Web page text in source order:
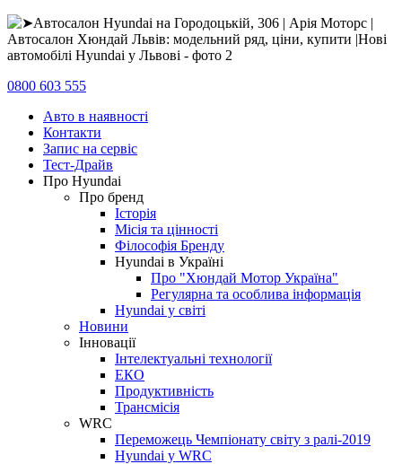
0800 603 555
Авто в наявності
Контакти
Запис на сервіс
Тест-Драйв
Про Hyundai
Про бренд
Історія
Місія та цінності
Філософія Бренду
Hyundai в Україні
Про "Хюндай Мотор Україна"
Регулярна та особлива інформація
Hyundai у світі
Новини
Інновації
Інтелектуальні технології
ЕКО
Продуктивність
Трансмісія
WRC
Переможець Чемпіонату світу з ралі-2019
Hyundai у WRC